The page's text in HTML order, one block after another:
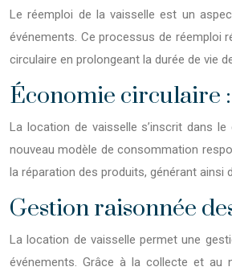
Le réemploi de la vaisselle est un
événements. Ce processus de réemploi
circulaire en prolongeant la durée de vie
Économie circulaire
La location de vaisselle s’inscrit dans
nouveau modèle de consommation
la réparation des produits, générant
Gestion raisonnée
La location de vaisselle permet une
événements. Grâce à la collecte et au